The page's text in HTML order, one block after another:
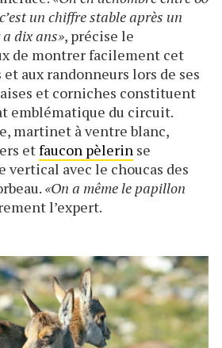
un chiffre stable après un
dix ans», précise le
de montrer facilement cet
aux randonneurs lors de ses
et corniches constituent
emblématique du circuit.
martinet à ventre blanc,
etfaucon pèlerin se
vertical avec le choucas des
«On a même le papillon
l’expert.